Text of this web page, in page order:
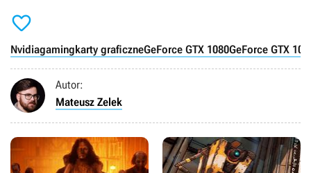

Nvidiagamingkarty graficzneGeForce GTX 1080GeForce GTX
Autor:
Mateusz Zelek